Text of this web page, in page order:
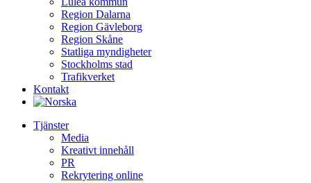
Region Dalarna
Region Gävleborg
Region Skåne
Statliga myndigheter
Stockholms stad
Trafikverket
Kontakt
Tjänster
Media
Kreativt innehåll
PR
Rekrytering online